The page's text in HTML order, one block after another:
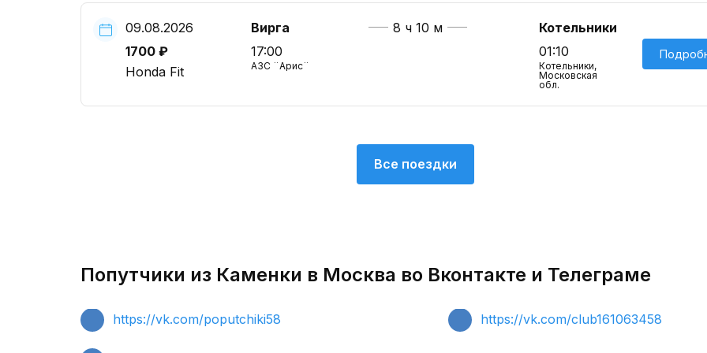
09.08.2026
1700 ₽
Honda Fit
Вирга
17:00
АЗС ¨Арис¨
8 ч 10 м
Котельники
01:10
Котельники,
Московская
обл.
Все поездки
Попутчики из Каменки в Москва во Вконтакте и Телеграме
https://vk.com/poputchiki58 https://vk.com/club161063458